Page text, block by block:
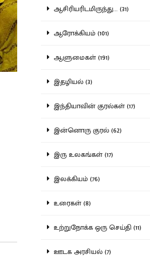
ஆசிரியரிடமிருந்து... (31)
ஆரோக்கியம் (101)
ஆளுமைகள் (191)
இதழியல் (3)
இந்தியாவின் குரல்கள் (17)
இன்னொரு குரல் (62)
இரு உலகங்கள் (17)
இலக்கியம் (76)
உரைகள் (8)
உற்றுநோக்க ஒரு செய்தி (11)
ஊடக அரசியல் (7)